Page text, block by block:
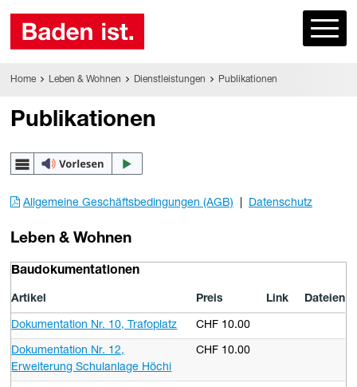
Home Leben & Wohnen Dienstleistungen Publikationen
Publikationen
Allgemeine Geschäftsbedingungen (AGB) Datenschutz
Leben & Wohnen
Baudokumentationen
Artikel Preis Link Dateien
Dokumentation Nr. 10, Trafoplatz CHF 10.00
Dokumentation Nr. 12,
Erweiterung Schulanlage Höchi
CHF 10.00